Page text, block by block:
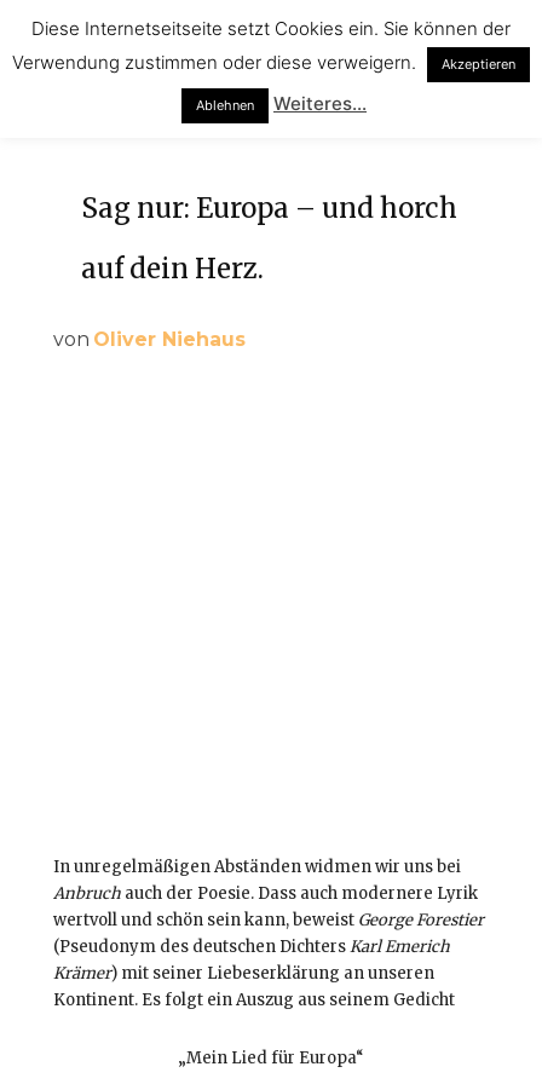
Sag nur: Europa – und horch
auf dein Herz.
von Oliver Niehaus
In unregelmäßigen Abständen widmen wir uns bei
Anbruch auch der Poesie. Dass auch modernere Lyrik
wertvoll und schön sein kann, beweist George Forestier
(Pseudonym des deutschen DichtersKarl Emerich
Krämer) mit seiner Liebeserklärung an unseren
Kontinent. Es folgt ein Auszug aus seinem Gedicht
„Mein Lied für Europa“
Diese Internetseitseite setzt Cookies ein. Sie können der
Verwendung zustimmen oder diese verweigern.
Akzeptieren
Ablehnen Weiteres...